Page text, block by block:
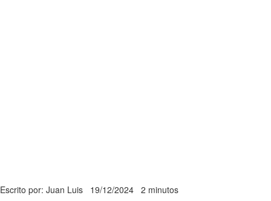
Escrito por: Juan Luis 19/12/2024 2 minutos